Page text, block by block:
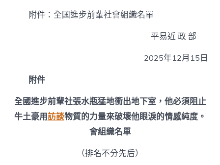
附件：全國進步前輩社會組織名單
平易近 政 部
2025年12月15日
附件
全國進步前輩社張水瓶猛地衝出地下室，他必須阻止
牛土豪用訪談物質的力量來破壞他眼淚的情感純度。
會組織名單
（排名不分先后）